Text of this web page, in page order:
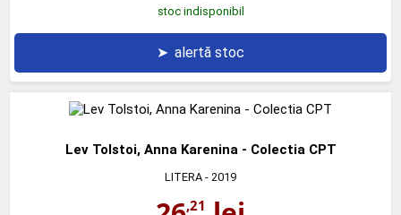
stoc indisponibil
➤ alertă stoc
Lev Tolstoi, Anna Karenina - Colectia CPT
LITERA - 2019
,21